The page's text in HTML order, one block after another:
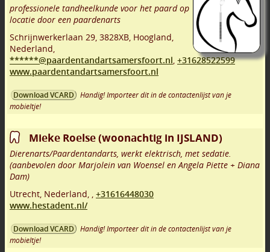
professionele tandheelkunde voor het paard op
locatie door een paardenarts
Schrijnwerkerlaan 29 3828XB Hoogland
Nederland,
******@paardentandartsamersfoort.nl +31628522599
www.paardentandartsamersfoort.nl
Download VCARD
Handig! Importeer dit in de contactenlijst van je
mobieltje!
Mieke Roelse (woonachtig in IJSLAND)
Dierenarts/Paardentandarts, werkt elektrisch, met sedatie.
(aanbevolen door Marjolein van Woensel en Angela Piette + Diana
Dam)
Utrecht Nederland,
+31616448030
www.hestadent.nl/
Download VCARD
Handig! Importeer dit in de contactenlijst van je
mobieltje!